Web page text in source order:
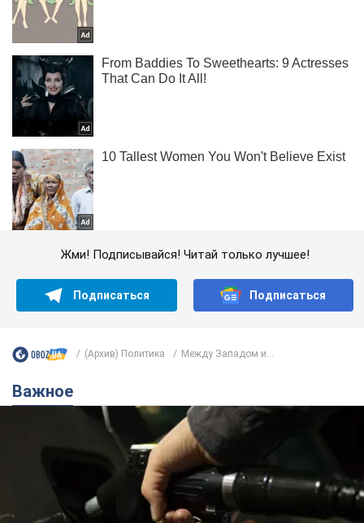
Жми! Подписывайся! Читай только лучшее!
Подписаться Подписаться
(Архив) Политика Между Западом и...
Важное